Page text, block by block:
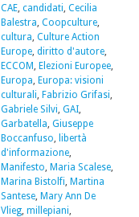
CAE, candidati, Cecilia
Balestra, Coopculture,
cultura, Culture Action
Europe, diritto d'autore,
ECCOM , Elezioni Europee,
Europa, Europa: visioni
culturali, Fabrizio Grifasi,
Gabriele Silvi, GAI,
Garbatella, Giuseppe
Boccanfuso, libertà
d'informazione,
Manifesto, Maria Scalese,
Marina Bistolfi, Martina
Santese, Mary Ann De
Vlieg, millepiani,